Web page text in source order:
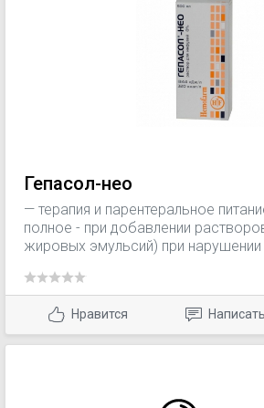
свищи); - гиперметаболические
ожоги, сепсис); - другие
пероральное или энтеральное
недостаточно или
анорексия, онкологические
подготовка к операции,
Гепасол-нео
— терапия и парентеральное
полное - при добавлении
жировых эмульсий) при нарушении
функции мозга (печеночной
нее; — терапия печеночной комы и
состояний.Нравится